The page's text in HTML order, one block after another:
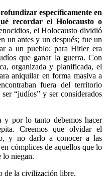
específicamente en
recordar el Holocausto o
el Holocausto dividió
un antes y un después; fue un
a un pueblo; para Hitler era
que ganar la guerra. Con
organizada y planificada, el
aniquilar en forma masiva a
fuera del territorio
“judíos” y ser considerados
y por lo tanto debemos hacer
Creemos que olvidar el
y no darlo a conocer a las
cómplices de aquellos que lo
lo niegan.
de la civilización libre.